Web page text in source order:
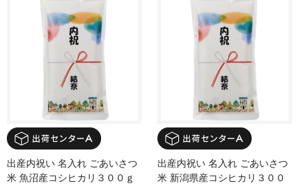
出産内祝い 名入れ ごあいさつ
米 魚沼産コシヒカリ３００ｇ
出産内祝い 名入れ ごあいさつ
米 新潟県産コシヒカリ３００